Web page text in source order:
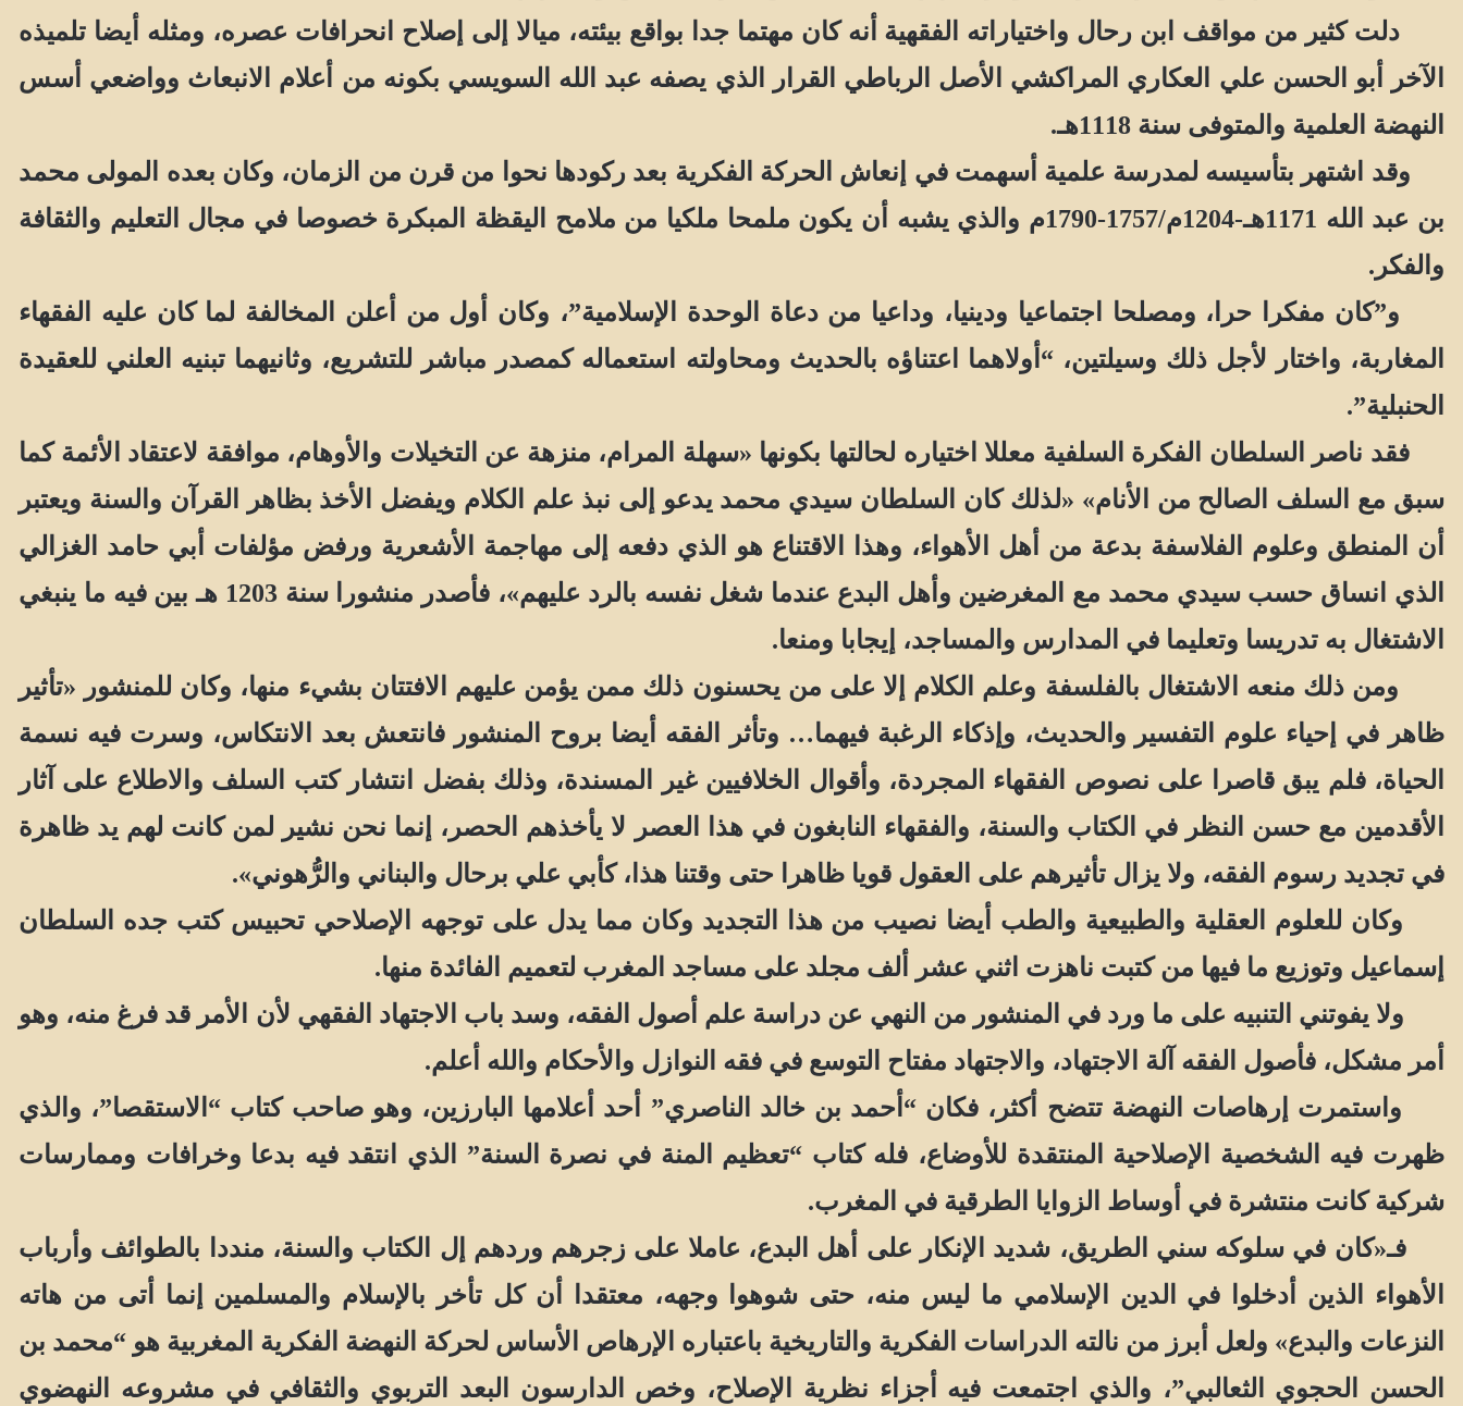
دلت كثير من مواقف ابن رحال واختياراته الفقهية أنه كان مهتما جدا بواقع بيئته، ميالا إلى إصلاح انحرافات عصره، ومثله أيضا تلميذه
الآخر أبو الحسن علي العكاري المراكشي الأصل الرباطي القرار الذي يصفه عبد الله السويسي بكونه من أعلام الانبعاث وواضعي أسس
النهضة العلمية والمتوفى سنة 1118هـ.
وقد اشتهر بتأسيسه لمدرسة علمية أسهمت في إنعاش الحركة الفكرية بعد ركودها نحوا من قرن من الزمان، وكان بعده المولى محمد
بن عبد الله 1171هـ-1204م/1757-1790م والذي يشبه أن يكون ملمحا ملكيا من ملامح اليقظة المبكرة خصوصا في مجال التعليم والثقافة
والفكر.
و”كان مفكرا حرا، ومصلحا اجتماعيا ودينيا، وداعيا من دعاة الوحدة الإسلامية”، وكان أول من أعلن المخالفة لما كان عليه الفقهاء
المغاربة، واختار لأجل ذلك وسيلتين، “أولاهما اعتناؤه بالحديث ومحاولته استعماله كمصدر مباشر للتشريع، وثانيهما تبنيه العلني للعقيدة
الحنبلية”.
فقد ناصر السلطان الفكرة السلفية معللا اختياره لحالتها بكونها «سهلة المرام، منزهة عن التخيلات والأوهام، موافقة لاعتقاد الأئمة كما
سبق مع السلف الصالح من الأنام» «لذلك كان السلطان سيدي محمد يدعو إلى نبذ علم الكلام ويفضل الأخذ بظاهر القرآن والسنة ويعتبر
أن المنطق وعلوم الفلاسفة بدعة من أهل الأهواء، وهذا الاقتناع هو الذي دفعه إلى مهاجمة الأشعرية ورفض مؤلفات أبي حامد الغزالي
الذي انساق حسب سيدي محمد مع المغرضين وأهل البدع عندما شغل نفسه بالرد عليهم»، فأصدر منشورا سنة 1203 هـ بين فيه ما ينبغي
الاشتغال به تدريسا وتعليما في المدارس والمساجد، إيجابا ومنعا.
ومن ذلك منعه الاشتغال بالفلسفة وعلم الكلام إلا على من يحسنون ذلك ممن يؤمن عليهم الافتتان بشيء منها، وكان للمنشور «تأثير
ظاهر في إحياء علوم التفسير والحديث، وإذكاء الرغبة فيهما… وتأثر الفقه أيضا بروح المنشور فانتعش بعد الانتكاس، وسرت فيه نسمة
الحياة، فلم يبق قاصرا على نصوص الفقهاء المجردة، وأقوال الخلافيين غير المسندة، وذلك بفضل انتشار كتب السلف والاطلاع على آثار
الأقدمين مع حسن النظر في الكتاب والسنة، والفقهاء النابغون في هذا العصر لا يأخذهم الحصر، إنما نحن نشير لمن كانت لهم يد ظاهرة
في تجديد رسوم الفقه، ولا يزال تأثيرهم على العقول قويا ظاهرا حتى وقتنا هذا، كأبي علي برحال والبناني والرُّهوني».
وكان للعلوم العقلية والطبيعية والطب أيضا نصيب من هذا التجديد وكان مما يدل على توجهه الإصلاحي تحبيس كتب جده السلطان
إسماعيل وتوزيع ما فيها من كتبت ناهزت اثني عشر ألف مجلد على مساجد المغرب لتعميم الفائدة منها.
ولا يفوتني التنبيه على ما ورد في المنشور من النهي عن دراسة علم أصول الفقه، وسد باب الاجتهاد الفقهي لأن الأمر قد فرغ منه، وهو
أمر مشكل، فأصول الفقه آلة الاجتهاد، والاجتهاد مفتاح التوسع في فقه النوازل والأحكام والله أعلم.
واستمرت إرهاصات النهضة تتضح أكثر، فكان “أحمد بن خالد الناصري” أحد أعلامها البارزين، وهو صاحب كتاب “الاستقصا”، والذي
ظهرت فيه الشخصية الإصلاحية المنتقدة للأوضاع، فله كتاب “تعظيم المنة في نصرة السنة” الذي انتقد فيه بدعا وخرافات وممارسات
شركية كانت منتشرة في أوساط الزوايا الطرقية في المغرب.
فـ«كان في سلوكه سني الطريق، شديد الإنكار على أهل البدع، عاملا على زجرهم وردهم إل الكتاب والسنة، منددا بالطوائف وأرباب
الأهواء الذين أدخلوا في الدين الإسلامي ما ليس منه، حتى شوهوا وجهه، معتقدا أن كل تأخر بالإسلام والمسلمين إنما أتى من هاته
النزعات والبدع» ولعل أبرز من نالته الدراسات الفكرية والتاريخية باعتباره الإرهاص الأساس لحركة النهضة الفكرية المغربية هو “محمد بن
الحسن الحجوي الثعالبي”، والذي اجتمعت فيه أجزاء نظرية الإصلاح، وخص الدارسون البعد التربوي والثقافي في مشروعه النهضوي